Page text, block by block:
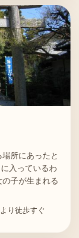
所にあったと
入っているわ
子が生まれる
り徒歩すぐ